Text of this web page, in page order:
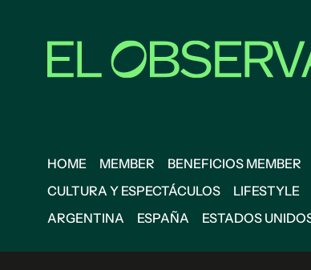
HOME MEMBER BENEFICIOS MEMBER
CULTURA Y ESPECTÁCULOS
LIFESTYLE
ARGENTINA
ESPAÑA ESTADOS